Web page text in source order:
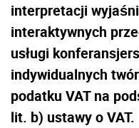
interpretacji
interaktywnych
usługi
indywidualnych
podatku VAT na
lit. b) ustawy o VAT.